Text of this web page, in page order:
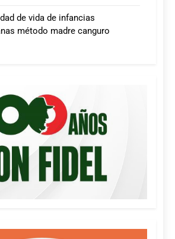
de vida de infancias
método madre canguro